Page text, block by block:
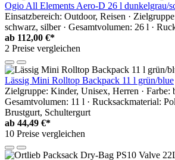
Ogio All Elements Aero-D 26 l dunkelgrau/
Einsatzbereich: Outdoor, Reisen ·
schwarz, silber · Gesamtvolumen: 26 l ·
ab 112,00 €*
2 Preise vergleichen
Lässig Mini Rolltop Backpack 11 l grün/blue
Zielgruppe: Kinder, Unisex, Herren · Farbe:
Gesamtvolumen: 11 l · Rucksackmaterial:
Brustgurt, Schultergurt
ab 44,49 €*
10 Preise vergleichen